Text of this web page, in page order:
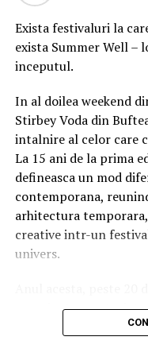
You see
daughter.
seen her
years.
moment.
— Oxana
7, 2019
Exista festivaluri la
exista Summer Well –
inceputul.
In al doilea weekend
Stirbey Voda din
intalnire al celor care
La 15 ani de la prima
defineasca un mod
contemporana,
arhitectura
creative intr-un
univers.
experiente
domeniului intr-un